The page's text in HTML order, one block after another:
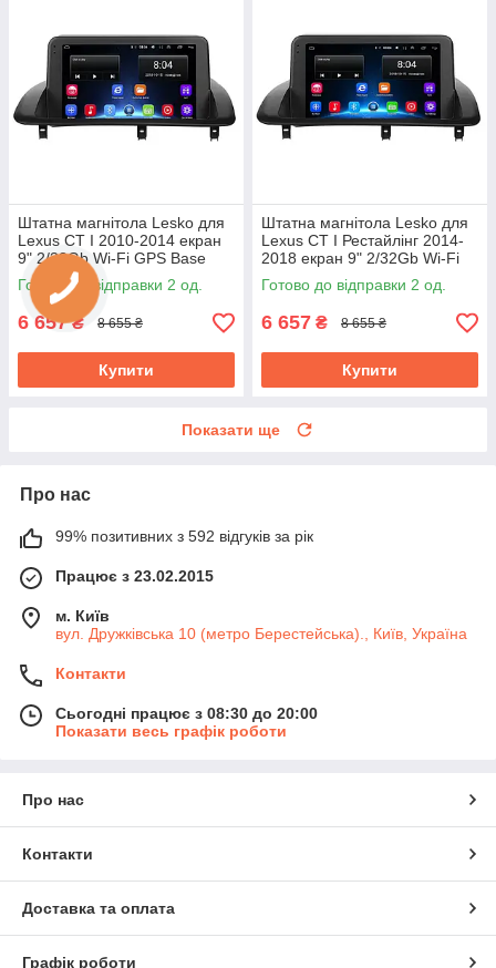
Штатна магнітола Lesko для
Lexus CT I 2010-2014 екран
9" 2/32Gb Wi-Fi GPS Base
Лексус
Готово до відправки 2 од.
6 657₴ 8 655 ₴
Купити
Штатна магнітола Lesko для
Lexus CT I Рестайлінг 2014-
2018 екран 9" 2/32Gb Wi-Fi
GPS Base
Готово до відправки 2 од.
6 657 ₴ 8 655 ₴
Купити
Показати ще
Про нас
99% позитивних з 592 відгуків за рік
Працює з 23.02.2015
м. Київ
вул. Дружківська 10 (метро Берестейська)., Київ, Україна
Контакти
Сьогодні працює з 08:30 до 20:00
Показати весь графік роботи
Про нас
Контакти
Доставка та оплата
Графік роботи